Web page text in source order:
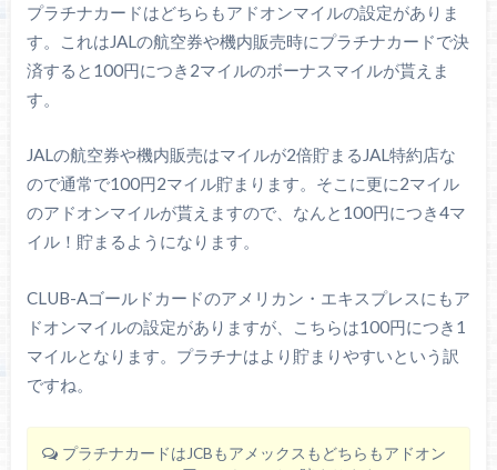
プラチナカードはどちらもアドオンマイルの設定がありま
す。これはJALの航空券や機内販売時にプラチナカードで決
済すると100円につき2マイルのボーナスマイルが貰えま
す。
JALの航空券や機内販売はマイルが2倍貯まるJAL特約店な
ので通常で100円2マイル貯まります。そこに更に2マイル
のアドオンマイルが貰えますので、なんと100円につき4マ
イル！貯まるようになります。
CLUB-Aゴールドカードのアメリカン・エキスプレスにもア
ドオンマイルの設定がありますが、こちらは100円につき1
マイルとなります。プラチナはより貯まりやすいという訳
ですね。
プラチナカードはJCBもアメックスもどちらもアドオン